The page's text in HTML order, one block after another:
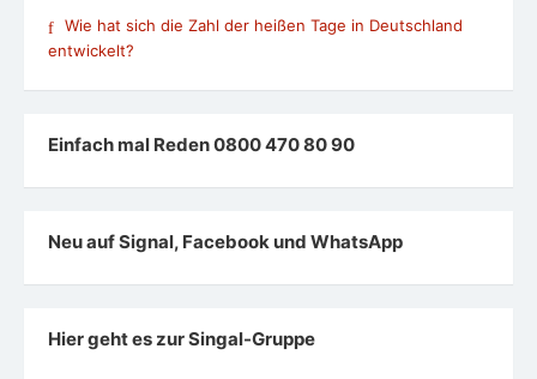
Wie hat sich die Zahl der heißen Tage in Deutschland
entwickelt?
Einfach mal Reden 0800 470 80 90
Neu auf Signal, Facebook und WhatsApp
Hier geht es zur Singal-Gruppe